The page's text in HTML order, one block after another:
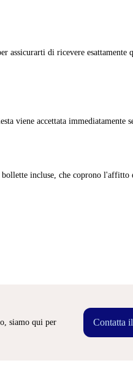
assicurarti di ricevere esattamente
viene accettata immediatamente
incluse, che coprono l'affitto
siamo qui per
Contatta